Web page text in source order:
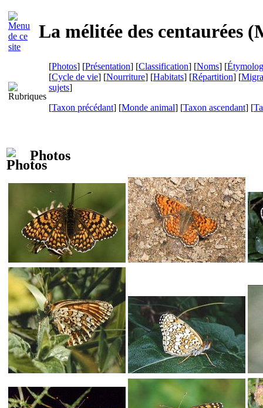
La mélitée des centaurées (
[Photos] [Présentation] [Classification] [Noms] [
[Cycle de vie] [Nourriture] [Habitats] [Répartition] [
sujets]
[Taxon précédant] [Monde animal] [Taxon ascendant] [
Photos